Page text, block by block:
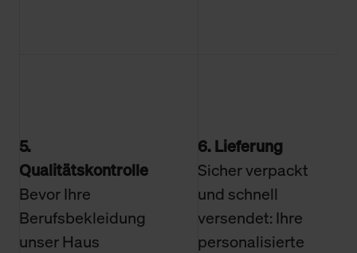
5.
Qualitätskontrolle
Bevor Ihre
Berufsbekleidung
unser Haus
6. Lieferung
Sicher verpackt
und schnell
versendet: Ihre
personalisierte